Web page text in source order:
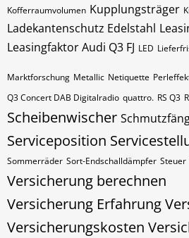
Kofferraumvolumen Kupplungsträger
Ladekantenschutz Edelstahl
Leasingfaktor Audi Q3 FJ LED
Marktforschung Metallic Netiquette
Q3 Concert DAB Digitalradio quattro. RS Q3
Scheibenwischer
Serviceposition
Sommerräder Sort-Endschalldämpfer Steuer
Versicherung berechnen
Versicherung Erfahrung
Versicherungskosten